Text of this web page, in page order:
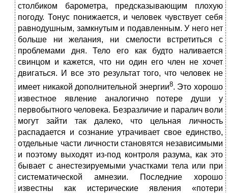
столбиком барометра, предсказывающим плохую
погоду. Тонус понижается, и человек чувствует себя
равнодушным, замкнутым и подавленным. У него нет
больше ни желания, ни смелости встретиться с
проблемами дня. Тело его как будто наливается
свинцом и кажется, что ни один его член не хочет
двигаться. И все это результат того, что человек не
имеет никакой дополнительной энергии8. Это хорошо
известное явление аналогично потере души у
первобытного человека. Безразличие и паралич воли
могут зайти так далеко, что цельная личность
распадается и сознание утрачивает свое единство,
отдельные части личности становятся независимыми
и поэтому выходят из-под контроля разума, как это
бывает с анестезируемыми участками тела или при
систематической амнезии. Последние хорошо
известны как истерические явления «потери